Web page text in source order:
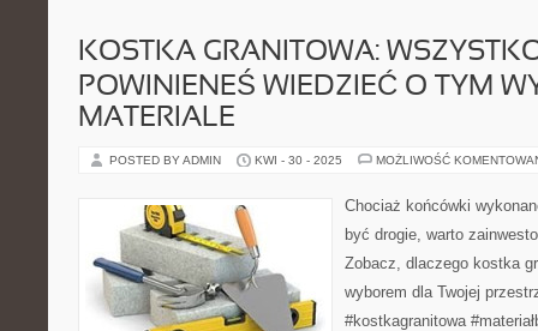
KOSTKA GRANITOWA:
POWINIENEŚ WIEDZIEĆ O TYM
MATERIALE
POSTED BY ADMIN KWI - 30 - 2025 MOŻLIWOŚĆ
Chociaż końcówki
być drogie, warto
Zobacz, dlaczego kostka
wyborem dla Twojej
#kostkagranitowa